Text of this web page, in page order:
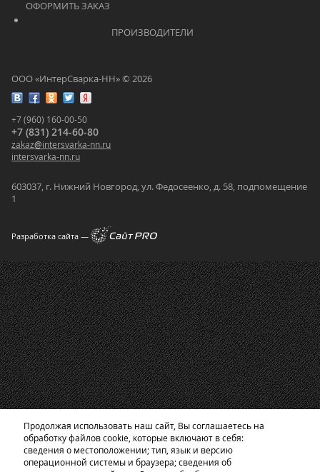
ООО «ИнтерСварка-НН» © 2026
+7 (960) 160-00-50
+7 (831) 214-60-80
zakaz@intersvarka-nn.ru
intersvarka-nn.ru
603037, г. Нижний Новгород, ул. Федосеенко, д. 58, подпомещение
1
Разработка сайта —
Продолжая использовать наш сайт, Вы соглашаетесь на
обработку файлов cookie, которые включают в себя:
сведения о местоположении; тип, язык и версию
операционной системы и браузера; сведения об